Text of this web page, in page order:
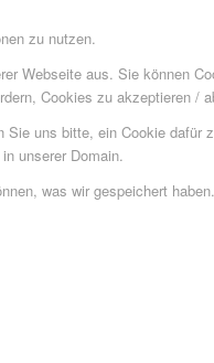
zu nutzen.
Webseite aus. Sie können
Cookies zu akzeptieren /
uns bitte, ein Cookie
unserer Domain.
was wir gespeichert